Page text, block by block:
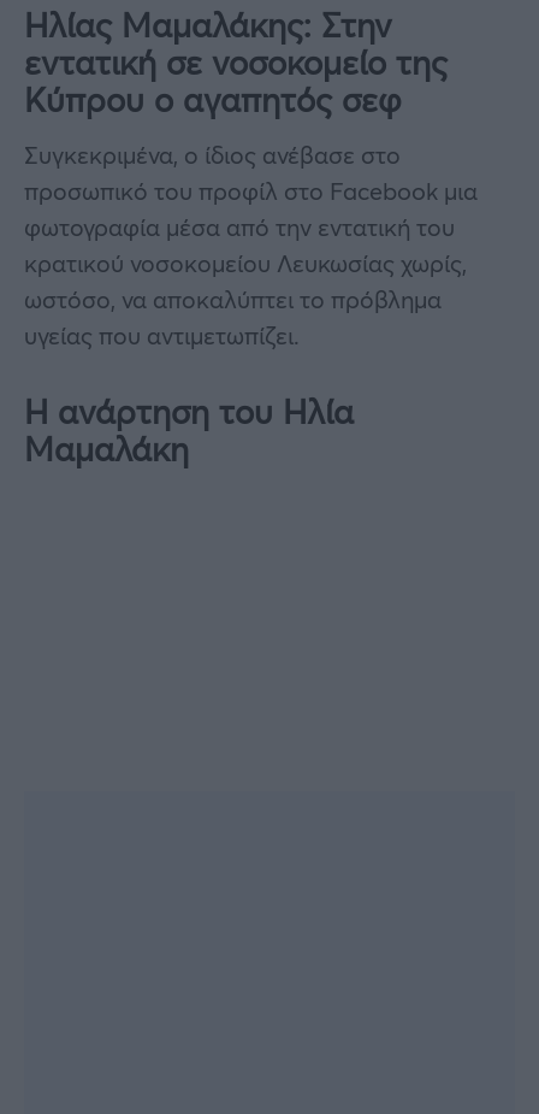
Ηλίας Μαμαλάκης: Στην
εντατική σε νοσοκομείο της
Κύπρου ο αγαπητός σεφ
Συγκεκριμένα, ο ίδιος ανέβασε στο
προσωπικό του προφίλ στο Facebook μια
φωτογραφία μέσα από την εντατική του
κρατικού νοσοκομείου Λευκωσίας χωρίς,
ωστόσο, να αποκαλύπτει το πρόβλημα
υγείας που αντιμετωπίζει.
Η ανάρτηση του Ηλία
Μαμαλάκη